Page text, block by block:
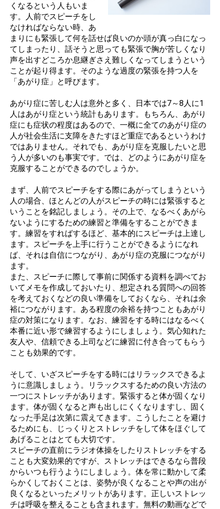
くなるという人もいま
す。人前でスピーチをし
なければならない時、あ
まりにも緊張して何を話せば良いのか頭が真っ白になっ
てしまったり、話そうと思っても緊張で胸が苦しくなり
声を出すどころか息継ぎさえ難しくなってしまうという
ことが起り得ます。そのような過度の緊張を持つ人を
「あがり症」と呼びます。
あがり症に苦しむ人は意外と多く、日本では7～8人に1
人はあがり症という統計もあります。もちろん、あがり
症にも症状の程度はあるので、一概に全てのあがり症の
人が社会生活に支障をきたすほど重症であるというわけ
ではありません。それでも、あがり症を克服したいと思
う人が多いのも事実です。では、どのようにあがり症を
克服することができるのでしょうか。
まず、人前でスピーチをする際にあがってしまうという
人の場合、ほとんどの人がスピーチの時には緊張すると
いうことを銘記しましょう。その上で、なるべくあがら
ないようにするための練習と準備をすることができま
す。練習をすればするほど、基本的にスピーチは上達し
ます。スピーチを上手に行うことができるようになれ
ば、それは自信につながり、あがり症の克服につながり
ます。
また、スピーチに際して事前に関係する資料を調べてお
いてメモを作成しておいたり、想定される質問への回答
を考えておくなどの良い準備をしておくなら、それは余
裕につながります。ある程度の余裕を持つこともあがり
症の対策になります。なお、練習をする時にはなるべく
本番に近い形で練習するようにしましょう。気心知れた
友人や、信頼できる上司などに練習に付き合ってもらう
ことも効果的です。
そして、いざスピーチをする時にはリラックスできるよ
うに意識しましょう。リラックスするための良い方法の
一つにストレッチがあります。緊張すると体が固くなり
ます。体が固くなると声も出しにくくなりますし、固く
なった手足は次第に震えてきます。こうしたことを避け
るためにも、じっくりとストレッチをして体をほぐして
あげることはとても大切です。
スピーチの直前にラジオ体操をしたりストレッチをする
ことも大変効果的ですが、ストレッチはできるなら普段
からいつも行うようにしましょう。体を常に動かして柔
らかくしておくことは、姿勢が良くなることや声の出が
良くなるといったメリットがあります。正しいストレッ
チは呼吸を整えることも含まれます。無料の動画などで